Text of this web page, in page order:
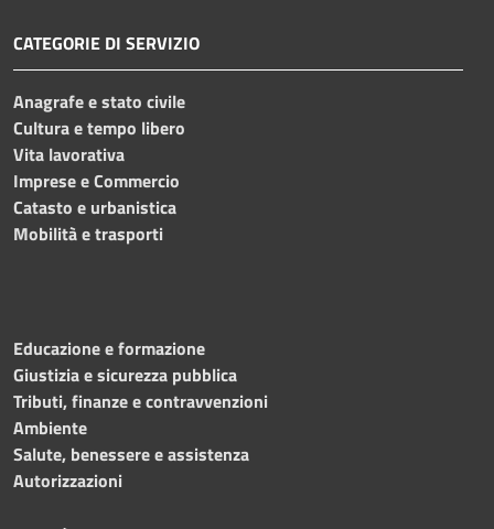
CATEGORIE DI SERVIZIO
Anagrafe e stato civile
Cultura e tempo libero
Vita lavorativa
Imprese e Commercio
Catasto e urbanistica
Mobilità e trasporti
Educazione e formazione
Giustizia e sicurezza pubblica
Tributi, finanze e contravvenzioni
Ambiente
Salute, benessere e assistenza
Autorizzazioni